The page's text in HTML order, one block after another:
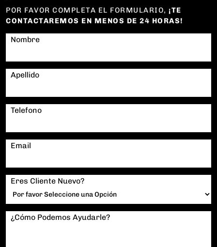
POR FAVOR COMPLETA EL FORMULARIO, ¡TE
CONTACTAREMOS EN MENOS DE 24 HORAS!
Nombre
Apellido
Telefono
Email
Eres Cliente Nuevo?
¿Cómo Podemos Ayudarle?